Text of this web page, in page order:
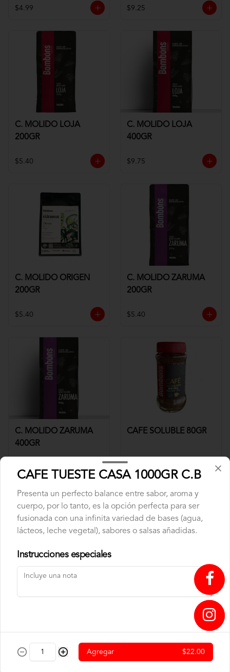
↥
$4.99 $9.25
C. MOLIDO LOJA
200GR
$5.40
C. MOLIDO LOJA
400GR
$9.75
C. MOLIDO ORIGEN
200GR
$5.40
C. MOLIDO ZARUMA
200GR
$5.40
C. MOLIDO ZARUMA
400GR
$9.75
CAFE SOLUBLE 80GR
$6.50
1000GR C.B
CAFE TUESTE CASA
400GR C.B
Panadería
CAFE TUESTE CASA 1000GR C.B
Presenta un perfecto balance entre sabor, aroma y
cuerpo, por lo tanto, es la opción perfecta para ser
fusionada con una infinita variedad de bases (agua,
lácteos, leche vegetal), sabores o salsas añadidas.
Instrucciones especiales
Agregar $22.00